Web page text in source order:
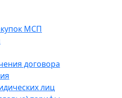
МСП
договора
лиц